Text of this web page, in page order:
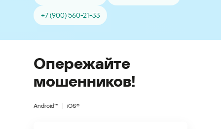
+7 (900) 560-21-33
Опережайте
мошенников!
Android™ iOS®